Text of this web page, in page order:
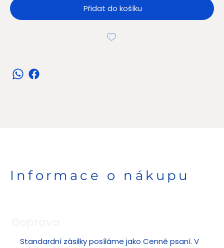
Přidat do košíku
Informace o nákupu
Standardní zásilky posíláme jako Cenné psaní. V